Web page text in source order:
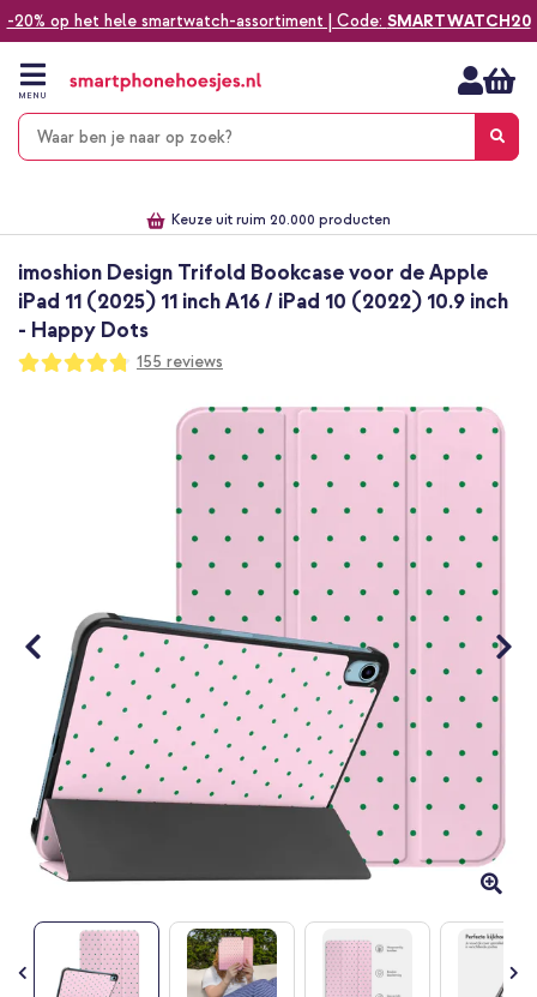
-20% op het hele smartwatch-assortiment | Code: SMARTWATCH20
naar
inhoud
MENU
Keuze uit ruim 20.000 producten
imoshion Design Trifold Bookcase voor de Apple
iPad 11 (2025) 11 inch A16 / iPad 10 (2022) 10.9 inch
- Happy Dots
Waardering:
95
100
155 reviews